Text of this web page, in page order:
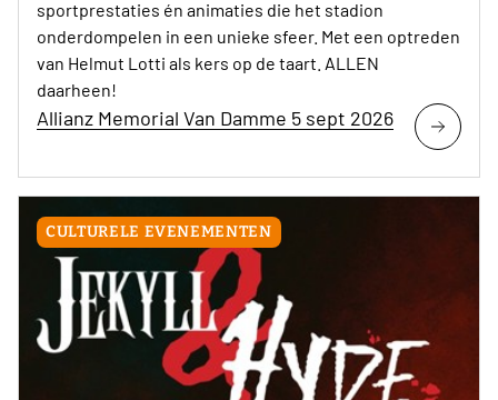
sportprestaties én animaties die het stadion
onderdompelen in een unieke sfeer. Met een optreden
van Helmut Lotti als kers op de taart. ALLEN
daarheen!
Allianz Memorial Van Damme 5 sept 2026
CULTURELE EVENEMENTEN